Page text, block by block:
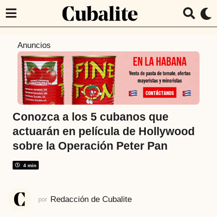
m
a
r
á
s
e
Anuncios
Conozca a los 5 cubanos que
actuarán en película de Hollywood
sobre la Operación Peter Pan
4 min
por Redacción de Cubalite